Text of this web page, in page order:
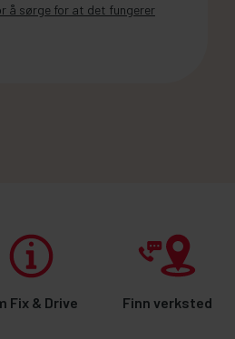
å sørge for at det fungerer
Fix & Drive Finn verksted